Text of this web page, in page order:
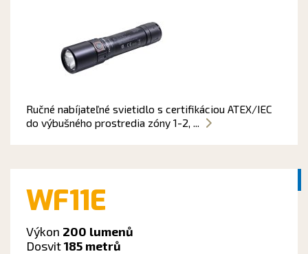
Ručné nabíjateľné svietidlo s certifikáciou ATEX/IEC
do výbušného prostredia zóny 1-2, ...
WF11E
Výkon 200 lumenů
Dosvit185 metrů